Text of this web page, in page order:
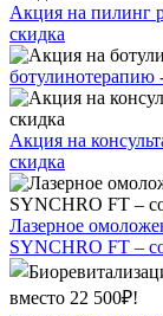
Акция на пилинг
скидка
ботулинотерапию
Акция на
скидка
Лазерное
SYNCHRO FT –